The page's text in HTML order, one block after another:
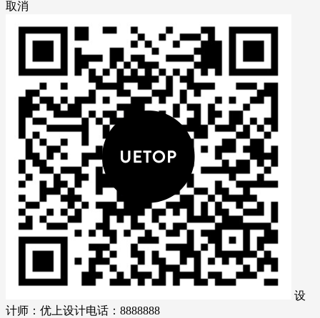
取消
设
计师：优上设计电话：8888888